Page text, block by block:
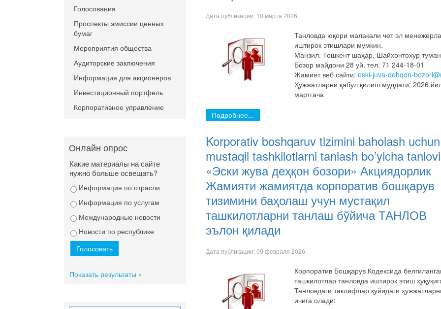
Дата публикации: 10 марта 2026
Танловда юқори малакали чет эл
иштирок этишлари мумкин.
Манзил: Тошкент шаҳар, Шайхонтохур
Бозор майдони 28 уй. тел: 71 244-18-01
Жамият веб сайти: eski-juva-dehqon-
Ҳужжатларни қабул қилиш муддати: 2026
мартгача
Подробнее...
Korporativ boshqaruv tizimini baholash uchun
mustaqil tashkilotlarni tanlash bo’yicha tanlovi
«Эски жува деҳқон бозори» Акциядорлик
Жамияти жамиятда корпоратив бошқарув
тизимини баҳолаш учун мустақил
ташкилотларни танлаш бўйича ТАНЛОВ
эълон қилади
Дата публикации:09 февраля 2026
Корпоратив Бошқарув Кодексида
ташкилотлар танловда иштирок этиш
Танловдаги таклифлар қуйидаги
ичига олади:
Голосования
Проспекты эмиссии ценных
бумаг
Мероприятия общества
Аудиторские заключения
Информация для акционеров
Инвестиционный портфель
Корпоративное управление
Онлайн опрос
Какие материалы на сайте
нужно больше освещать?
Информация по отрасли
Информация по услугам
Международные новости
Новости по республике
Показать результаты »